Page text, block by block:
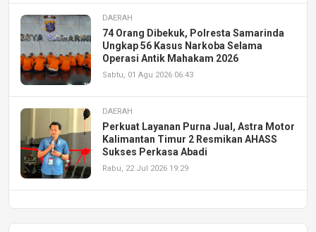
DAERAH
74 Orang Dibekuk, Polresta Samarinda
Ungkap 56 Kasus Narkoba Selama
Operasi Antik Mahakam 2026
Sabtu, 01 Agu 2026 06:43
DAERAH
Perkuat Layanan Purna Jual, Astra Motor
Kalimantan Timur 2 Resmikan AHASS
Sukses Perkasa Abadi
Rabu, 22 Jul 2026 19:29